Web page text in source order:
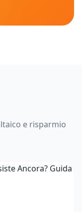
e risparmio